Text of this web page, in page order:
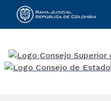
Rama Judicial